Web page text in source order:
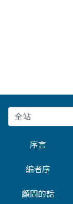
序言
編者序
顧問的話